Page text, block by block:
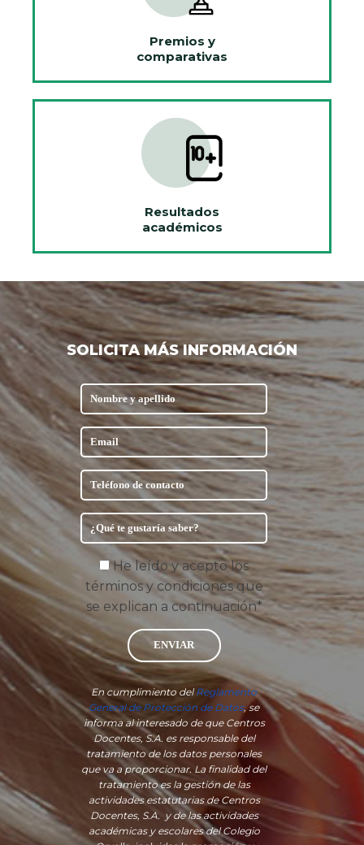
Premios y
comparativas
Resultados
académicos
SOLICITA MÁS INFORMACIÓN
He leído y acepto los
términos y condiciones que
se explican a continuación*
ENVIAR
En cumplimiento delReglamento
General de Protección de Datos, se
informa al interesado de que Centros
Docentes, S.A. es responsable del
tratamiento de los datos personales
que va a proporcionar. La finalidad del
tratamiento es la gestión de las
actividades estatutarias de Centros
Docentes, S.A. y de las actividades
académicas y escolares del Colegio